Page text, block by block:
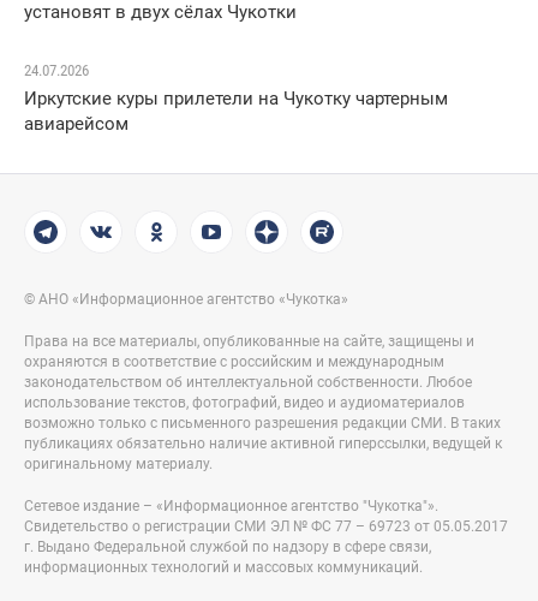
установят в двух сёлах Чукотки
24.07.2026
Иркутские куры прилетели на Чукотку чартерным
авиарейсом
© АНО «Информационное агентство «Чукотка»
Права на все материалы, опубликованные на сайте, защищены и
охраняются в соответствие с российским и международным
законодательством об интеллектуальной собственности. Любое
использование текстов, фотографий, видео и аудиоматериалов
возможно только с письменного разрешения редакции СМИ. В таких
публикациях обязательно наличие активной гиперссылки, ведущей к
оригинальному материалу.
Сетевое издание – «Информационное агентство "Чукотка"».
Свидетельство о регистрации СМИ ЭЛ № ФС 77 – 69723 от 05.05.2017
г. Выдано Федеральной службой по надзору в сфере связи,
информационных технологий и массовых коммуникаций.